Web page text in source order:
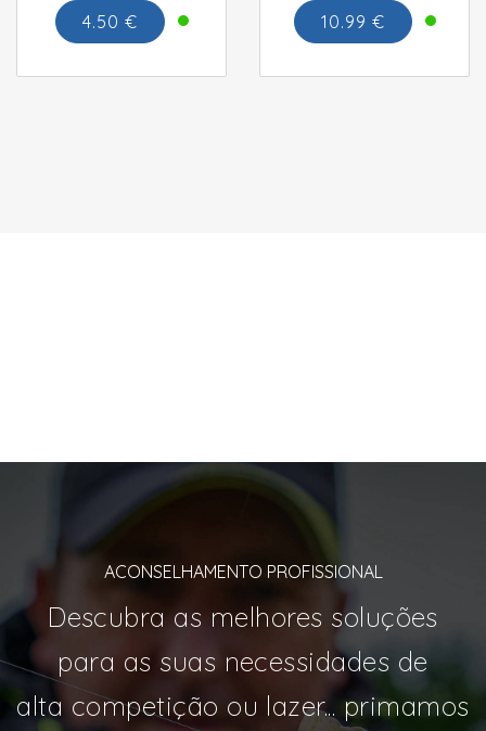
4.50 € 10.99 €
ACONSELHAMENTO PROFISSIONAL
Descubra as melhores soluções
para as suas necessidades de
alta competição ou lazer... primamos